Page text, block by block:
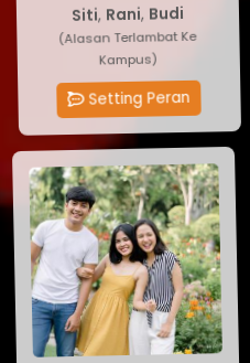
Siti ,Rani ,Budi
(Alasan Terlambat Ke
Kampus)
Setting Peran